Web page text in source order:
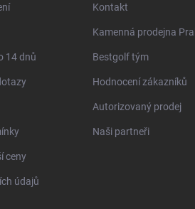
14 dnů
ceny
údajů
Kontakt
Kamenná prodejna
Bestgolf tým
Hodnocení zákazníků
Autorizovaný prodej
Naši partneři